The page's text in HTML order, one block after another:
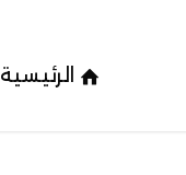
الرئيسية